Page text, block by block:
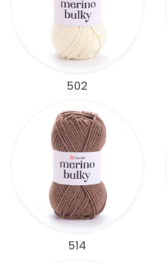
502
514